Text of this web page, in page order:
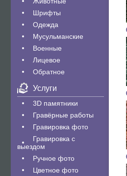
Шрифты
Одежда
Мусульманские
Военные
Лицевое
Обратное
Услуги
3D памятники
Гравëрные работы
Гравировка фото
Гравировка с
выездом
Ручное фото
Цветное фото